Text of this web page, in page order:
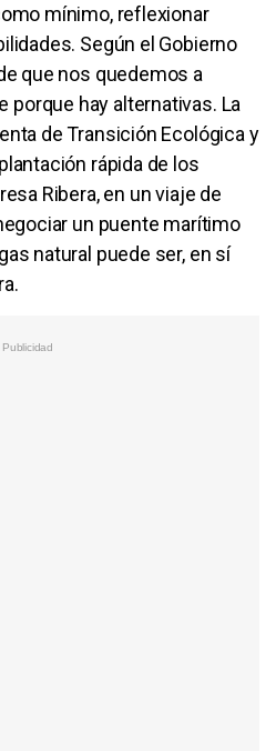
mínimo, reflexionar
Según el Gobierno
que nos quedemos a
hay alternativas. La
de Transición Ecológica y
rápida de los
Ribera, en un viaje de
un puente marítimo
natural puede ser, en sí